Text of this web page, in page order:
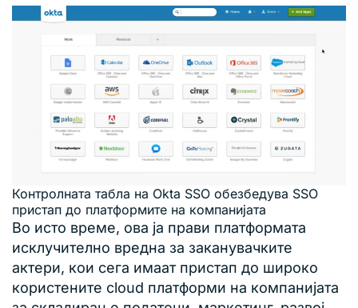
Контролната табла на Okta SSO обезбедува SSO
пристап до платформите на компанијата
Во исто време, ова ја прави платформата
исклучително вредна за заканувачките
актери, кои сега имаат пристап до широко
користените cloud платформи на компанијата